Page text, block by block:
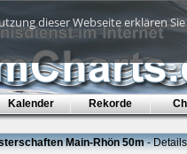
dieser Webseite erklären
Kalender Rekorde
Main-Rhön 50m- Details